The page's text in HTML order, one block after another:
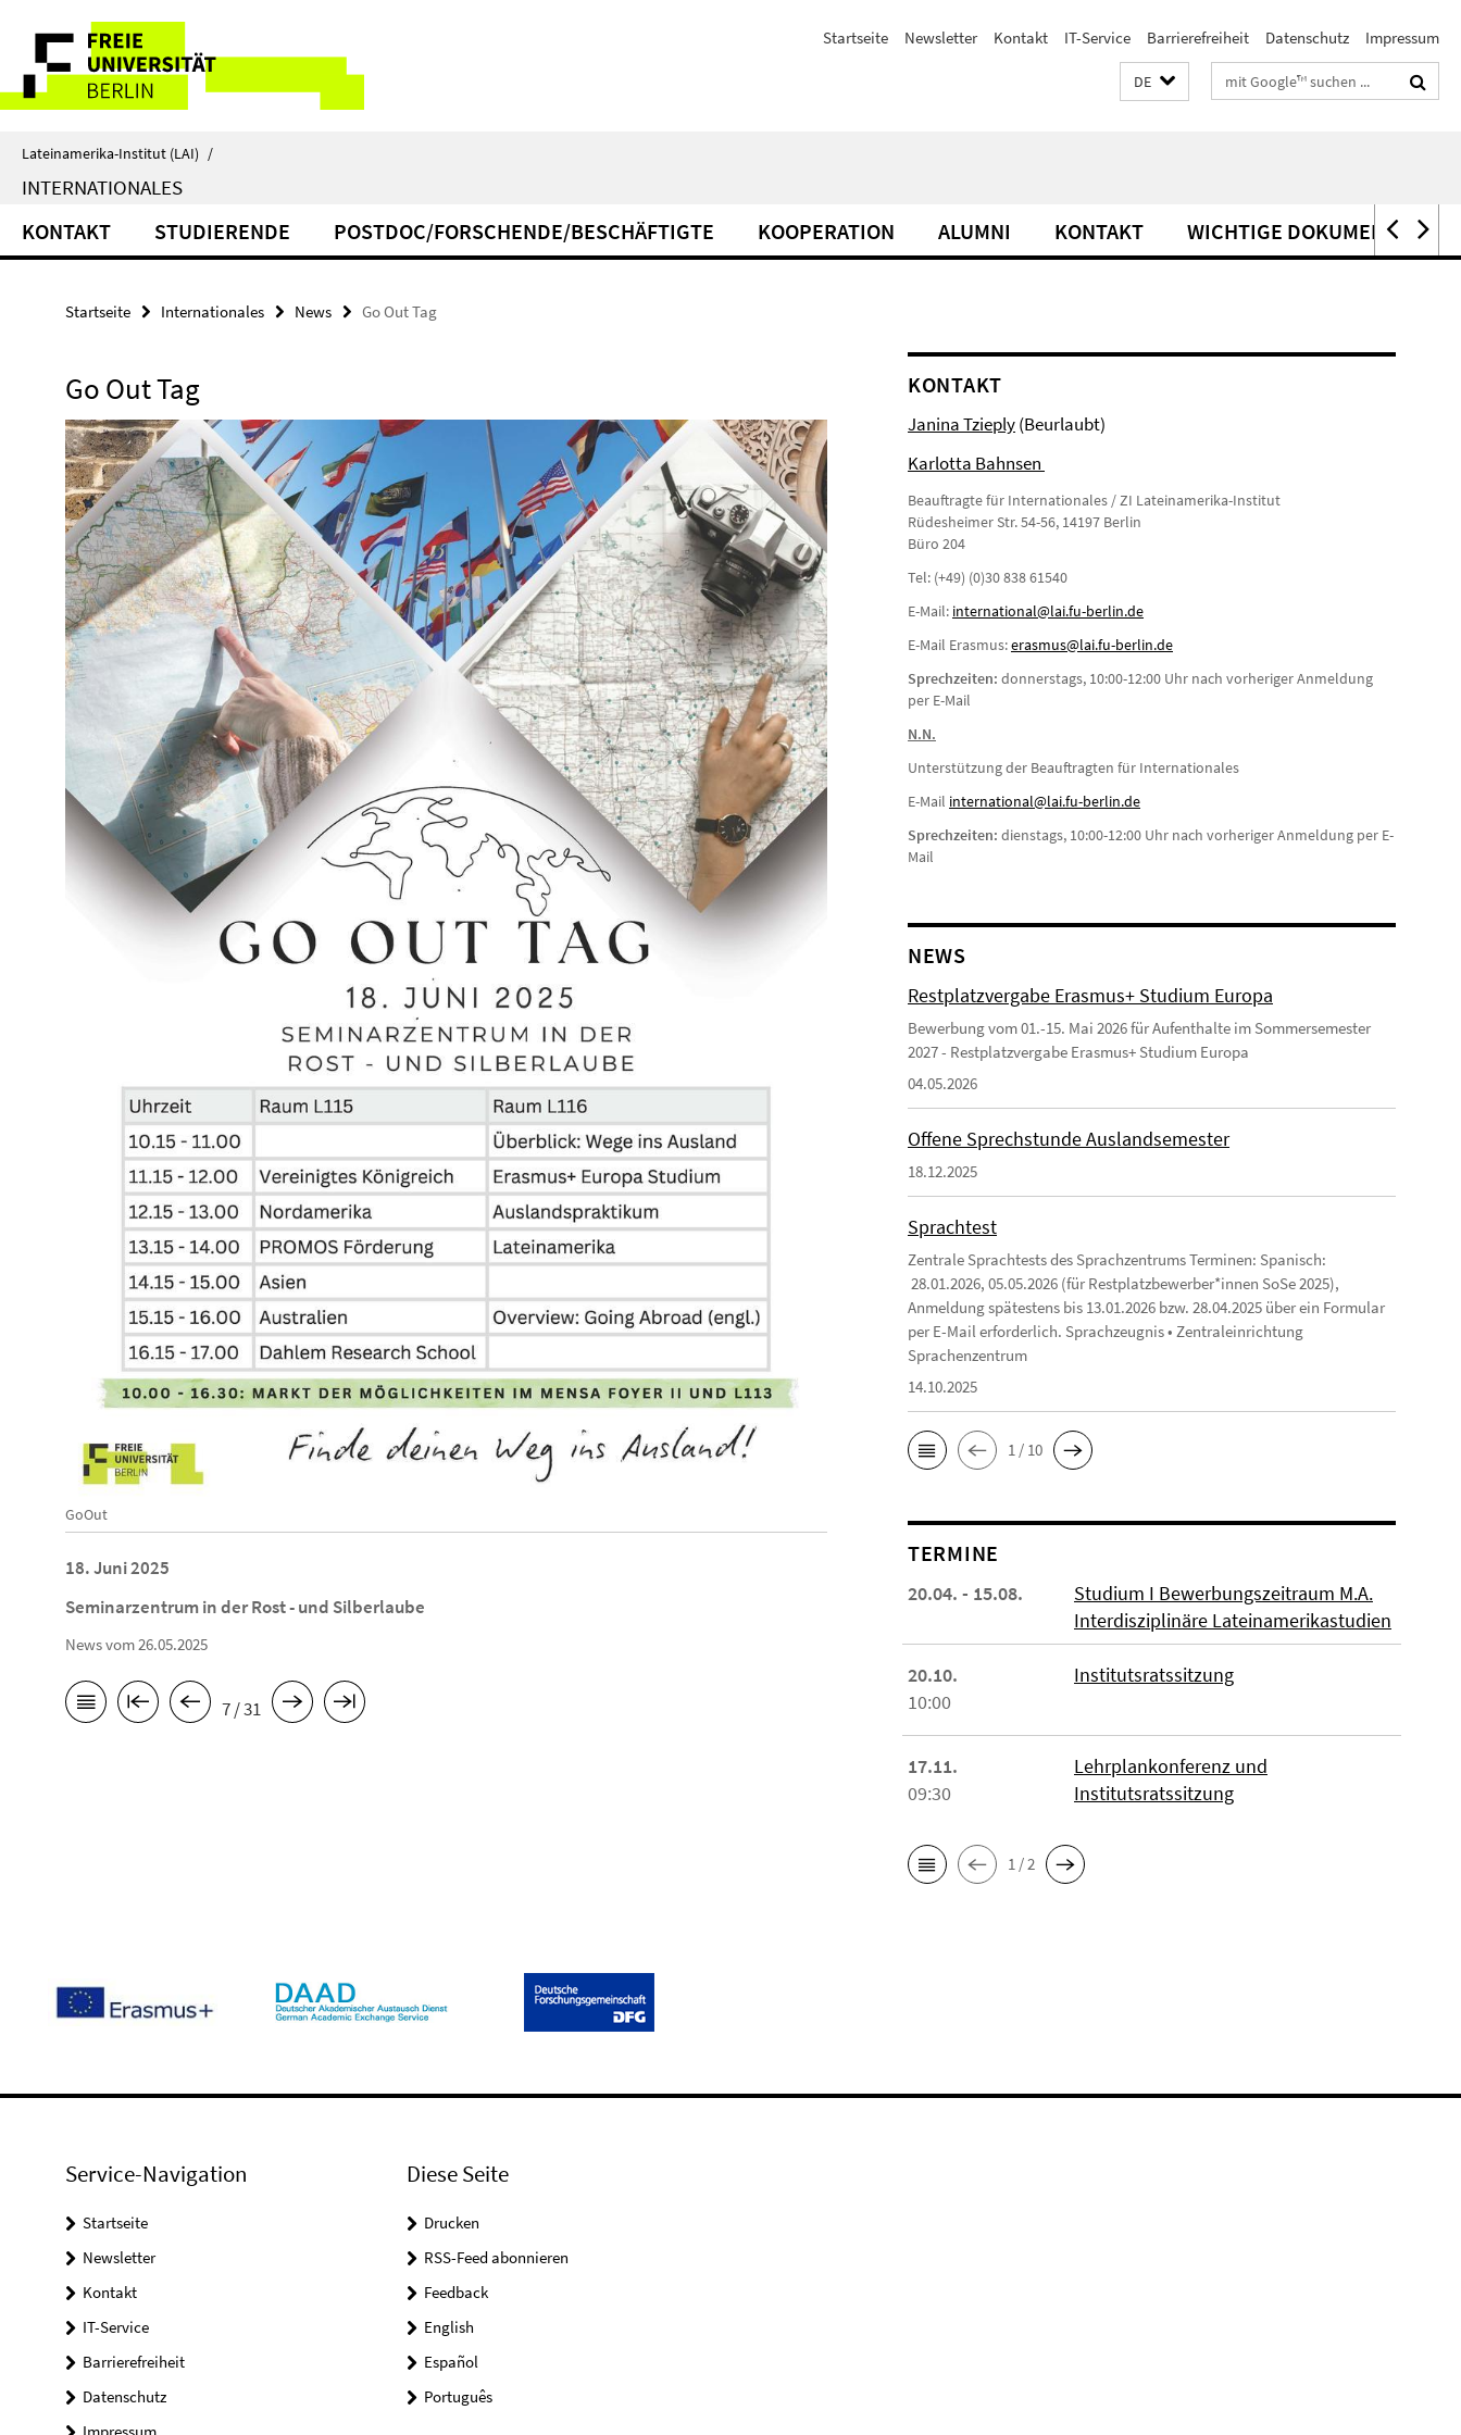
direkt
Inhalt
Service-
Navigation
Startseite Newsletter Kontakt IT-Service Barrierefreiheit Datenschutz Impressum
DE Suchbegriffe
Lateinamerika-Institut (LAI) /
INTERNATIONALES
KONTAKT STUDIERENDE POSTDOC/FORSCHENDE/BESCHÄFTIGTE KOOPERATION ALUMNI KONTAKT WICHTIGE DOKUMENTE
Startseite Internationales News Go Out Tag
Go Out Tag
GoOut
18. Juni 2025
Seminarzentrum in der Rost - und Silberlaube
News vom 26.05.2025
7 / 31
KONTAKT
Janina Tzieply(Beurlaubt)
Karlotta Bahnsen
Beauftragte für Internationales / ZI Lateinamerika-Institut
Rüdesheimer Str. 54-56, 14197 Berlin
Büro 204
Tel: (+49) (0)30 838 61540
E-Mail: international@lai.fu-berlin.de
E-Mail Erasmus:erasmus@lai.fu-berlin.de
Sprechzeiten:donnerstags, 10:00-12:00 Uhr nach vorheriger Anmeldung
per E-Mail
N.N.
Unterstützung der Beauftragten für Internationales
E-Mail international@lai.fu-berlin.de
Sprechzeiten:dienstags, 10:00-12:00 Uhr nach vorheriger Anmeldung per E-
Mail
NEWS
Restplatzvergabe Erasmus+ Studium Europa
Bewerbung vom 01.-15. Mai 2026 für Aufenthalte im Sommersemester
2027 - Restplatzvergabe Erasmus+ Studium Europa
04.05.2026
Offene Sprechstunde Auslandsemester
18.12.2025
Sprachtest
Zentrale Sprachtests des Sprachzentrums Terminen: Spanisch:
28.01.2026, 05.05.2026 (für Restplatzbewerber*innen SoSe 2025),
Anmeldung spätestens bis 13.01.2026 bzw. 28.04.2025 über ein Formular
per E-Mail erforderlich. Sprachzeugnis • Zentraleinrichtung
Sprachenzentrum
14.10.2025
1 / 10
TERMINE
20.04. - 15.08.
Studium I Bewerbungszeitraum M.A.
Interdisziplinäre Lateinamerikastudien
20.10.
10:00
Institutsratssitzung
17.11.
09:30
Lehrplankonferenz und
Institutsratssitzung
1 / 2
Service-Navigation
Startseite
Newsletter
Kontakt
IT-Service
Barrierefreiheit
Datenschutz
Diese Seite
Drucken
RSS-Feed abonnieren
Feedback
English
Español
Português